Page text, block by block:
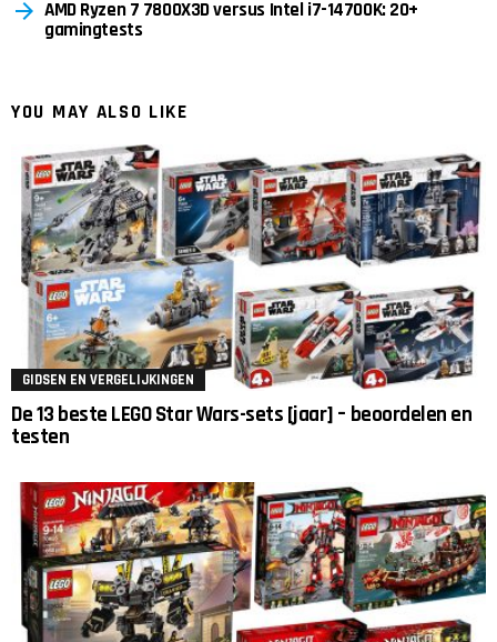
AMD Ryzen 7 7800X3D versus Intel i7-14700K: 20+
gamingtests
YOU MAY ALSO LIKE
GIDSEN EN VERGELIJKINGEN
De 13 beste LEGO Star Wars-sets [jaar] – beoordelen en
testen